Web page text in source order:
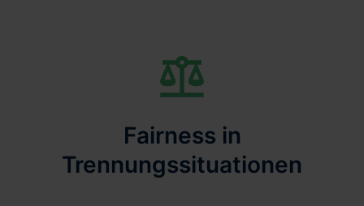
Fairness in
Trennungssituationen